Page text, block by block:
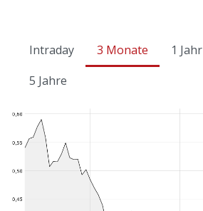
Intraday 3 Monate 1 Jahr
5 Jahre